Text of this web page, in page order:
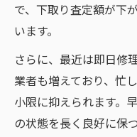
で、下取り査定額が下
います。
さらに、最近は即日修
業者も増えており、忙
小限に抑えられます。
の状態を長く良好に保